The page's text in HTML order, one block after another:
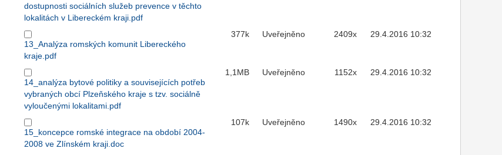
dostupnosti sociálních služeb prevence v těchto
lokalitách v Libereckém kraji.pdf
13_Analýza romských komunit Libereckého
kraje.pdf
377k Uveřejněno 2409x 29.4.2016 10:32
14_analýza bytové politiky a souvisejících potřeb
vybraných obcí Plzeňského kraje s tzv. sociálně
vyloučenými lokalitami.pdf
1,1MB Uveřejněno 1152x 29.4.2016 10:32
15_koncepce romské integrace na období 2004-
2008 ve Zlínském kraji.doc
107k Uveřejněno 1490x 29.4.2016 10:32